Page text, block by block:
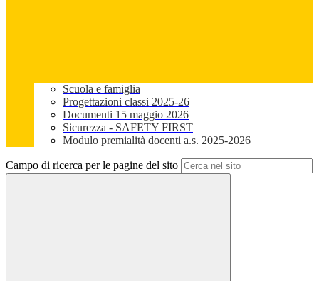
Scuola e famiglia
Progettazioni classi 2025-26
Documenti 15 maggio 2026
Sicurezza - SAFETY FIRST
Modulo premialità docenti a.s. 2025-2026
Campo di ricerca per le pagine del sito